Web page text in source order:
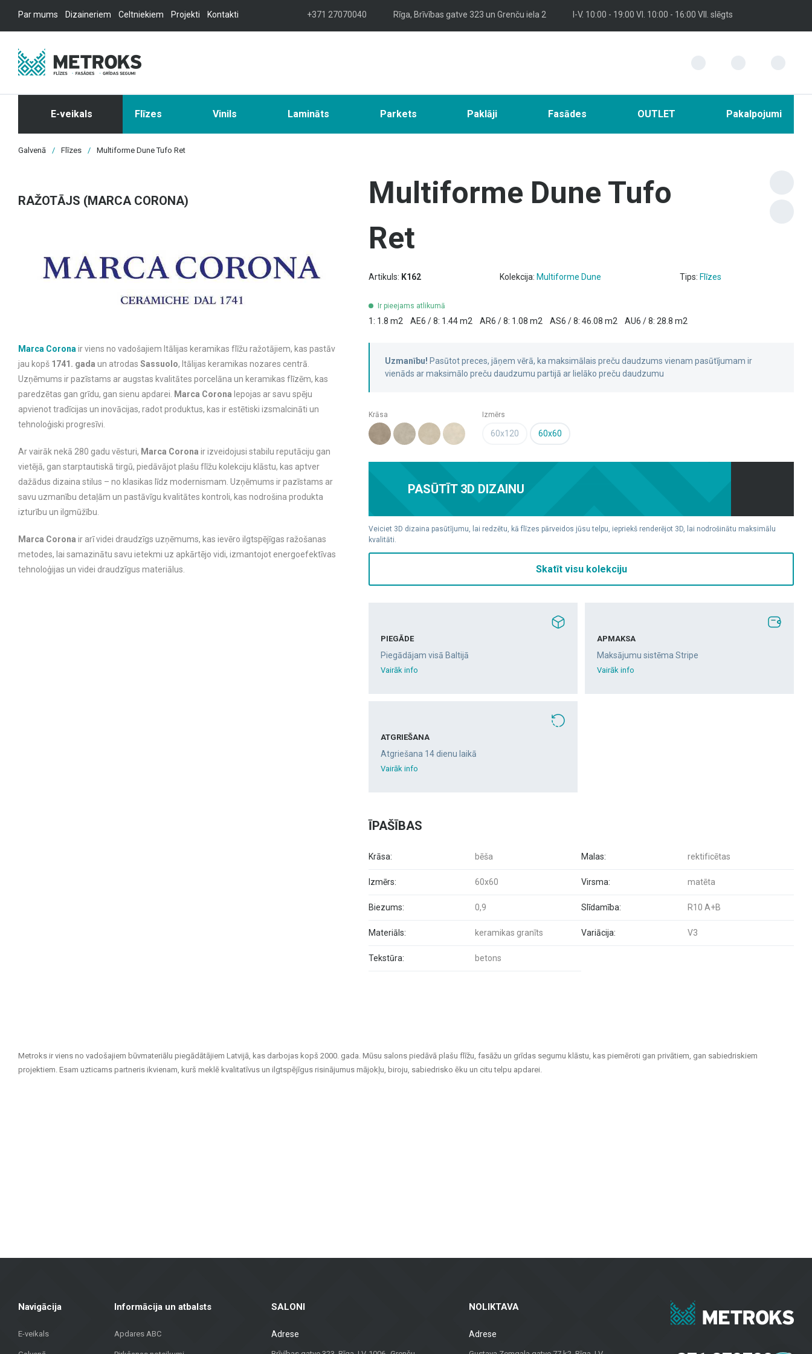
Par mums Dizaineriem Celtniekiem Projekti Kontakti +371 27070040 Rīga, Brīvības gatve 323 un Grenču iela 2 I-V. 10:00 - 19:00 VI. 10:00 - 16:00 VII. slēgts
E-veikals Flīzes Vinils Lamināts Parkets Paklāji Fasādes OUTLET Pakalpojumi
Galvenā / Flīzes / Multiforme Dune Tufo Ret
RAŽOTĀJS (MARCA CORONA)
Marca Coronair viens no vadošajiem Itālijas keramikas flīžu ražotājiem, kas pastāv
jau kopš 1741. gada un atrodas Sassuolo, Itālijas keramikas nozares centrā.
Uzņēmums ir pazīstams ar augstas kvalitātes porcelāna un keramikas flīzēm, kas
paredzētas gan grīdu, gan sienu apdarei. Marca Corona lepojas ar savu spēju
apvienot tradīcijas un inovācijas, radot produktus, kas ir estētiski izsmalcināti un
tehnoloģiski progresīvi.
Ar vairāk nekā 280 gadu vēsturi, Marca Corona ir izveidojusi stabilu reputāciju gan
vietējā, gan starptautiskā tirgū, piedāvājot plašu flīžu kolekciju klāstu, kas aptver
dažādus dizaina stilus – no klasikas līdz modernismam. Uzņēmums ir pazīstams ar
savu uzmanību detaļām un pastāvīgu kvalitātes kontroli, kas nodrošina produkta
izturību un ilgmūžību.
Marca Corona ir arī videi draudzīgs uzņēmums, kas ievēro ilgtspējīgas ražošanas
metodes, lai samazinātu savu ietekmi uz apkārtējo vidi, izmantojot energoefektīvas
tehnoloģijas un videi draudzīgus materiālus.
Multiforme Dune Tufo
Ret
Artikuls: K162 Kolekcija: Multiforme Dune Tips: Flīzes
Ir pieejams atlikumā
1: 1.8 m2 AE6 / 8: 1.44 m2 AR6 / 8: 1.08 m2 AS6 / 8: 46.08 m2 AU6 / 8: 28.8 m2
Uzmanību! Pasūtot preces, jāņem vērā, ka maksimālais preču daudzums vienam pasūtījumam ir
vienāds ar maksimālo preču daudzumu partijā ar lielāko preču daudzumu
Krāsa Izmērs
60x120 60x60
PASŪTĪT 3D DIZAINU
Veiciet 3D dizaina pasūtījumu, lai redzētu, kā flīzes pārveidos jūsu telpu, iepriekš renderējot 3D, lai nodrošinātu maksimālu
kvalitāti.
Skatīt visu kolekciju
PIEGĀDE
Piegādājam visā Baltijā
Vairāk info
APMAKSA
Maksājumu sistēma Stripe
Vairāk info
ATGRIEŠANA
Atgriešana 14 dienu laikā
Vairāk info
ĪPAŠĪBAS
Krāsa: bēša
Izmērs: 60x60
Biezums: 0,9
Materiāls: keramikas granīts
Tekstūra: betons
Malas: rektificētas
Virsma: matēta
Slīdamība: R10 A+B
Variācija: V3
Metroks ir viens no vadošajiem būvmateriālu piegādātājiem Latvijā, kas darbojas kopš 2000. gada. Mūsu salons piedāvā plašu flīžu, fasāžu un grīdas segumu klāstu, kas piemēroti gan privātiem, gan sabiedriskiem
projektiem. Esam uzticams partneris ikvienam, kurš meklē kvalitatīvus un ilgtspējīgus risinājumus mājokļu, biroju, sabiedrisko ēku un citu telpu apdarei.
Navigācija
E-veikals
Informācija un atbalsts
Apdares ABC
SALONI
Adrese
NOLIKTAVA
Adrese